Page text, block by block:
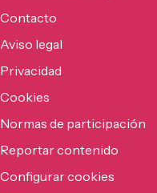
Contacto
Aviso legal
Privacidad
Cookies
Normas de participación
Reportar contenido
Configurar cookies